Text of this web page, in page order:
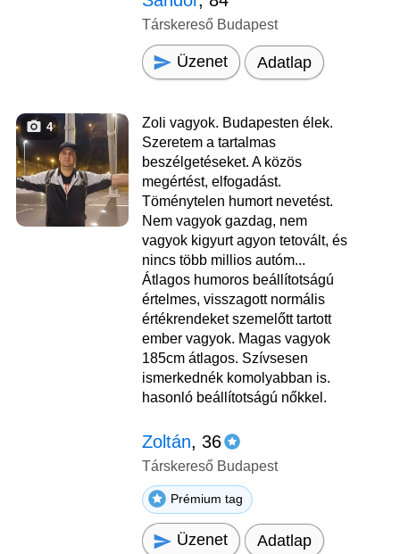
Társkereső Budapest
Üzenet Adatlap
4
Zoli vagyok. Budapesten élek.
Szeretem a tartalmas
beszélgetéseket. A közös
megértést, elfogadást.
Töménytelen humort nevetést.
Nem vagyok gazdag, nem
vagyok kigyurt agyon tetovált, és
nincs több millios autóm...
Átlagos humoros beállítotságú
értelmes, visszagott normális
értékrendeket szemelőtt tartott
ember vagyok. Magas vagyok
185cm átlagos. Szívsesen
ismerkednék komolyabban is.
hasonló beállítotságú nőkkel.
Zoltán, 36
Társkereső Budapest
Prémium tag
Üzenet Adatlap